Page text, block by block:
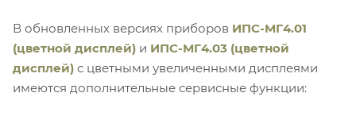
В обновленных версиях приборов ИПС-МГ4.01
(цветной дисплей) и ИПС-МГ4.03 (цветной
дисплей) с цветными увеличенными дисплеями
имеются дополнительные сервисные функции: